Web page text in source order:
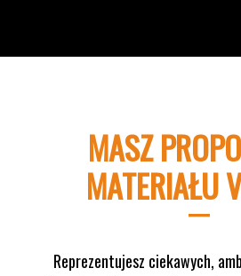
MASZ
MATERIAŁU
Reprezentujesz ciekawych,